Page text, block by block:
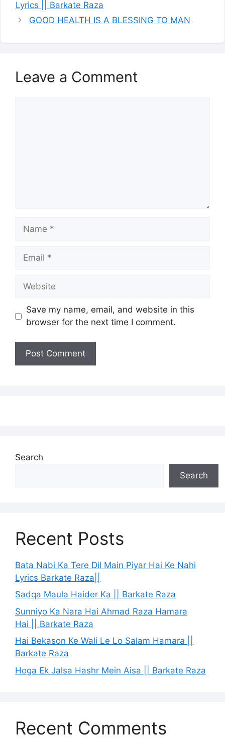
Lyrics || Barkate Raza
GOOD HEALTH IS A BLESSING TO MAN
Leave a Comment
Name
Email
Website
Save my name, email, and website in this
browser for the next time I comment.
Search
Search
Recent Posts
Bata Nabi Ka Tere Dil Main Piyar Hai Ke Nahi
Lyrics Barkate Raza||
Sadqa Maula Haider Ka || Barkate Raza
Sunniyo Ka Nara Hai Ahmad Raza Hamara
Hai || Barkate Raza
Hai Bekason Ke Wali Le Lo Salam Hamara ||
Barkate Raza
Hoga Ek Jalsa Hashr Mein Aisa || Barkate Raza
Recent Comments